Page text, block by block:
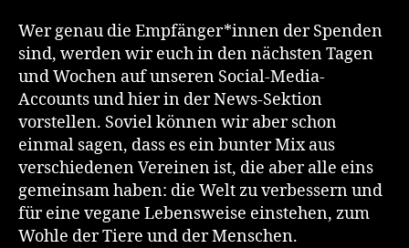
Wer genau die Empfänger*innen der Spenden
sind, werden wir euch in den nächsten Tagen
und Wochen auf unseren Social-Media-
Accounts und hier in der News-Sektion
vorstellen. Soviel können wir aber schon
einmal sagen, dass es ein bunter Mix aus
verschiedenen Vereinen ist, die aber alle eins
gemeinsam haben: die Welt zu verbessern und
für eine vegane Lebensweise einstehen, zum
Wohle der Tiere und der Menschen.